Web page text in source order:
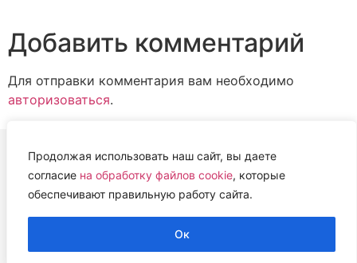
Продолжая использовать наш сайт, вы даете
согласие на обработку файлов cookie, которые
обеспечивают правильную работу сайта.
Ок
Добавить комментарий
Для отправки комментария вам необходимо
авторизоваться.
ВЕТЕРИНАРНАЯ АССОЦИАЦИЯ
НИЖЕГОРОДСКОЙ ОБЛАСТИ (НОВА)
2022 г.